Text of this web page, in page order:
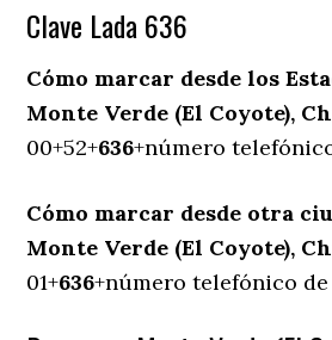
Clave Lada 636
Cómo marcar desde los
Monte Verde (El Coyote),
00+52+636+número
Cómo marcar desde otra
Monte Verde (El Coyote),
01+636+número telefónico